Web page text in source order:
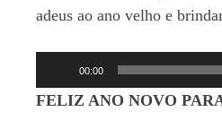
adeus ao ano velho e
de
áudio
00:00
FELIZ ANO NOVO